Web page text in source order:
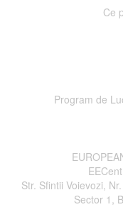
Ce
Program de
Str. Sfintii Voievozi,
Sector 1,